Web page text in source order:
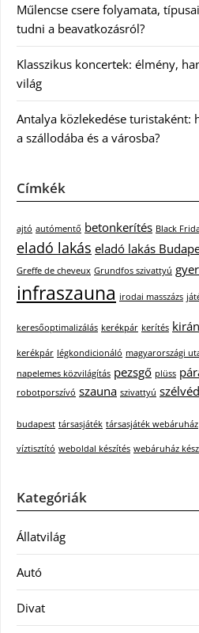
Műlencse csere folyamata,
tudni a beavatkozásról?
Klasszikus koncertek: élmény,
világ
Antalya közlekedése turistaként:
a szállodába és a városba?
Címkék
ajtó autómentő betonkerítés Black
eladó lakás eladó lakás
Greffe de cheveux Grundfos szivattyú
infraszauna irodai masszázs
keresőoptimalizálás kerékpár kerítés
kerékpár légkondicionáló magyarországi
napelemes közvilágítás pezsgő plüss
robotporszívó szauna szivattyú
budapest társasjáték társasjáték webáruház
víztisztító weboldal készítés webáruház
Kategóriák
Állatvilág
Autó
Divat